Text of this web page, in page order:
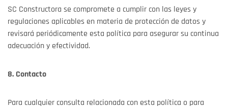
SC Constructora se compromete a cumplir con las leyes y
regulaciones aplicables en materia de protección de datos y
revisará periódicamente esta política para asegurar su continua
adecuación y efectividad.
8. Contacto
Para cualquier consulta relacionada con esta política o para